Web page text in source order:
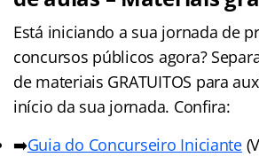
Está iniciando a sua jornada de
concursos públicos agora?
de materiais GRATUITOS para
início da sua jornada. Confira:
➡️Guia do Concurseiro Iniciante